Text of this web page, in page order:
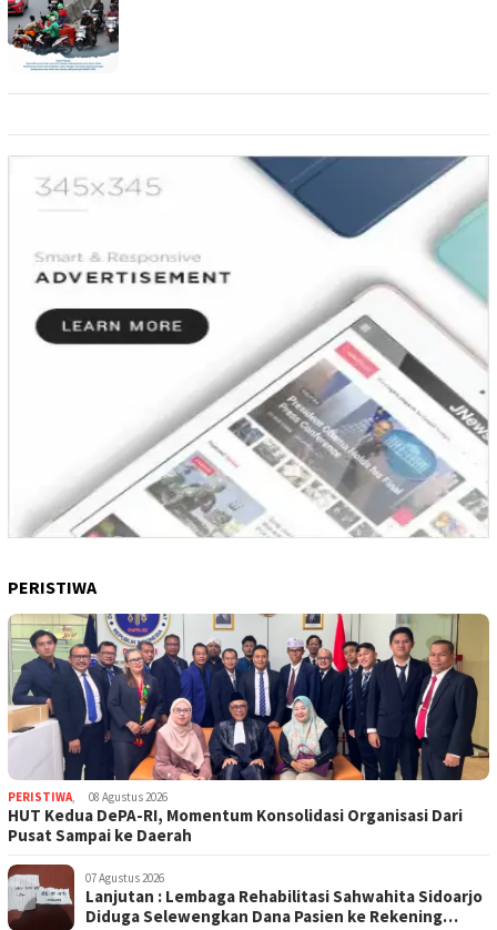
PERISTIWA
PERISTIWA, 08 Agustus 2026
HUT Kedua DePA-RI, Momentum Konsolidasi Organisasi Dari
Pusat Sampai ke Daerah
07 Agustus 2026
Lanjutan : Lembaga Rehabilitasi Sahwahita Sidoarjo
Diduga Selewengkan Dana Pasien ke Rekening